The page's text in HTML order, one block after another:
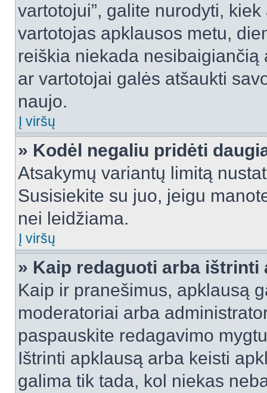
vartotojui”, galite nurodyti,
vartotojas apklausos metu,
reiškia niekada
ar vartotojai galės atšaukti
naujo.
Į viršų
» Kodėl negaliu pridėti
Atsakymų variantų limitą
Susisiekite su juo, jeigu
nei leidžiama.
Į viršų
» Kaip redaguoti arba ištrinti
Kaip ir pranešimus, apklausą
moderatoriai arba
paspauskite redagavimo
Ištrinti apklausą arba keisti
galima tik tada, kol niekas